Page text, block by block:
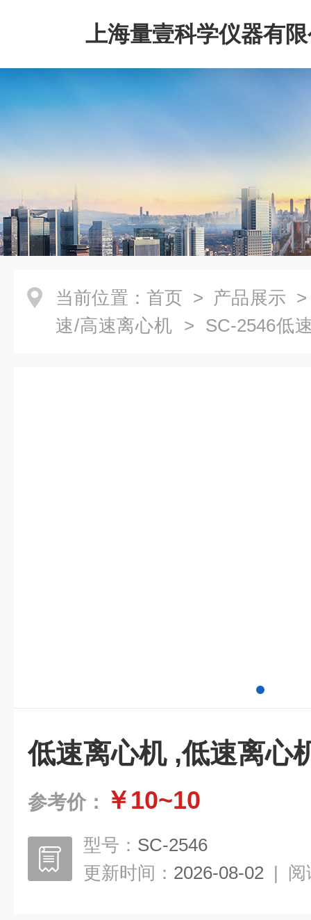
上海量壹科学仪器有
当前位置： 首页 > 产品展示
速/高速离心机 > SC-2546低
低速离心机 ,低速离心
参考价： ￥10~10
型号： SC-2546
更新时间： 2026-08-02 | 阅